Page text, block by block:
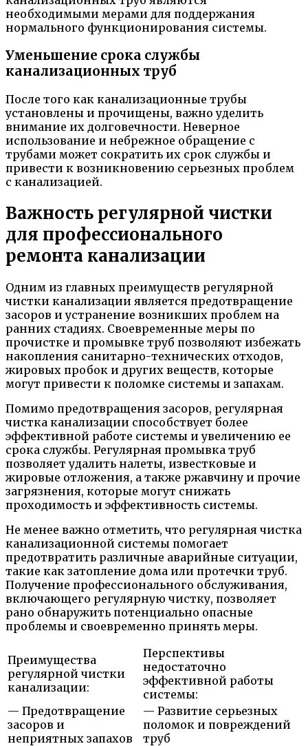
необходимыми мерами для поддержания
нормального функционирования системы.
Уменьшение срока службы
канализационных труб
После того как канализационные трубы
установлены и прочищены, важно уделить
внимание их долговечности. Неверное
использование и небрежное обращение с
трубами может сократить их срок службы и
привести к возникновению серьезных проблем
с канализацией.
Важность регулярной чистки
для профессионального
ремонта канализации
Одним из главных преимуществ регулярной
чистки канализации является предотвращение
засоров и устранение возникших проблем на
ранних стадиях. Своевременные меры по
прочистке и промывке труб позволяют избежать
накопления санитарно-технических отходов,
жировых пробок и других веществ, которые
могут привести к поломке системы и запахам.
Помимо предотвращения засоров, регулярная
чистка канализации способствует более
эффективной работе системы и увеличению ее
срока службы. Регулярная промывка труб
позволяет удалить налеты, известковые и
жировые отложения, а также ржавчину и прочие
загрязнения, которые могут снижать
проходимость и эффективность системы.
Не менее важно отметить, что регулярная чистка
канализационной системы помогает
предотвратить различные аварийные ситуации,
такие как затопление дома или протечки труб.
Получение профессионального обслуживания,
включающего регулярную чистку, позволяет
рано обнаружить потенциально опасные
проблемы и своевременно принять меры.
Преимущества
регулярной чистки
канализации:
Перспективы
недостаточно
эффективной работы
системы:
— Предотвращение
засоров и
неприятных запахов
— Развитие серьезных
поломок и повреждений
труб